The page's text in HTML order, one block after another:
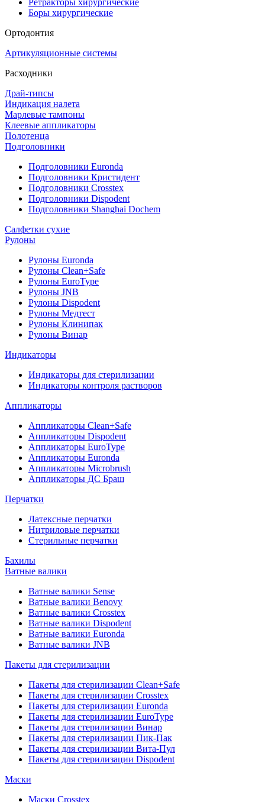
Ретракторы хирургические
Боры хирургические
Ортодонтия
Артикуляционные системы
Расходники
Драй-типсы
Индикация налета
Марлевые тампоны
Клеевые аппликаторы
Полотенца
Подголовники
Подголовники Euronda
Подголовники Кристидент
Подголовники Crosstex
Подголовники Dispodent
Подголовники Shanghai Dochem
Салфетки сухие
Рулоны
Рулоны Euronda
Рулоны Clean+Safe
Рулоны EuroType
Рулоны JNB
Рулоны Dispodent
Рулоны Медтест
Рулоны Клинипак
Рулоны Винар
Индикаторы
Индикаторы для стерилизации
Индикаторы контроля растворов
Аппликаторы
Аппликаторы Clean+Safe
Аппликаторы Dispodent
Аппликаторы EuroType
Аппликаторы Euronda
Аппликаторы Microbrush
Аппликаторы ДС Браш
Перчатки
Латексные перчатки
Нитриловые перчатки
Стерильные перчатки
Бахилы
Ватные валики
Ватные валики Sense
Ватные валики Benovy
Ватные валики Crosstex
Ватные валики Dispodent
Ватные валики Euronda
Ватные валики JNB
Пакеты для стерилизации
Пакеты для стерилизации Clean+Safe
Пакеты для стерилизации Crosstex
Пакеты для стерилизации Euronda
Пакеты для стерилизации EuroType
Пакеты для стерилизации Винар
Пакеты для стерилизации Пик-Пак
Пакеты для стерилизации Вита-Пул
Пакеты для стерилизации Dispodent
Маски
Маски Crosstex